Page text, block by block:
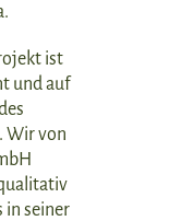
ist
und auf
Wir von
in seiner